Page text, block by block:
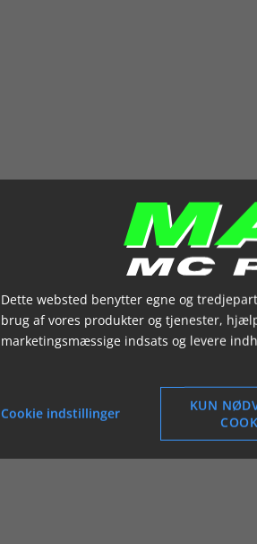
Dette websted benytter egne og
brug af vores produkter og tjenester,
marketingsmæssige indsats og levere
Cookie indstillinger
KUN